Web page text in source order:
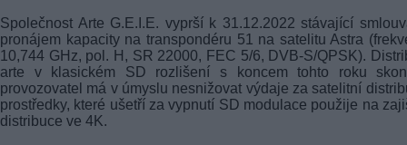
Společnost Arte G.E.I.E. vyprší k 31.12.2022 stávající
pronájem kapacity na transpondéru 51 na satelitu Astra
10,744 GHz, pol. H, SR 22000, FEC 5/6, DVB-S/QPSK).
arte v klasickém SD rozlišení s koncem tohto roku
provozovatel má v úmyslu nesnižovat výdaje za satelitní
prostředky, které ušetří za vypnutí SD modulace použije na
distribuce ve 4K.